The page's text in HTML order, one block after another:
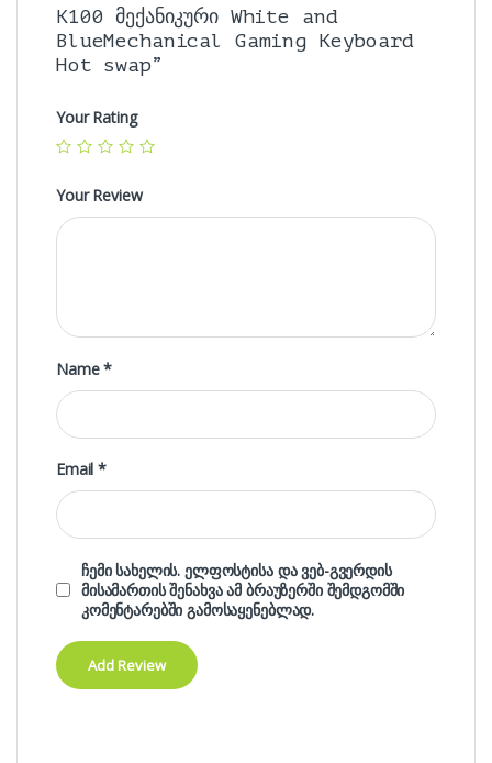
K100 მექანიკური White and
BlueMechanical Gaming Keyboard
Hot swap”
Your Rating
Your Review
Name*
Email*
ჩემი სახელის. ელფოსტისა და ვებ-გვერდის
მისამართის შენახვა ამ ბრაუზერში შემდგომში
კომენტარებში გამოსაყენებლად.